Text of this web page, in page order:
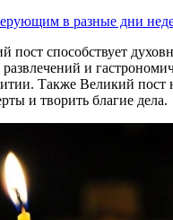
в разные дни
пост способствует
и
Также Великий пост
и творить благие дела.